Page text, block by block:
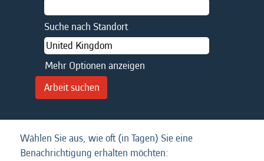
Suche nach Standort
Mehr Optionen anzeigen
Wählen Sie aus, wie oft (in Tagen) Sie eine
Benachrichtigung erhalten möchten: